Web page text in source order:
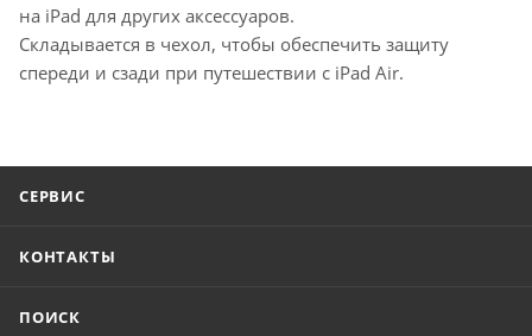
на iPad для других аксессуаров.
Складывается в чехол, чтобы обеспечить защиту
спереди и сзади при путешествии с iPad Air.
СЕРВИС
КОНТАКТЫ
ПОИСК